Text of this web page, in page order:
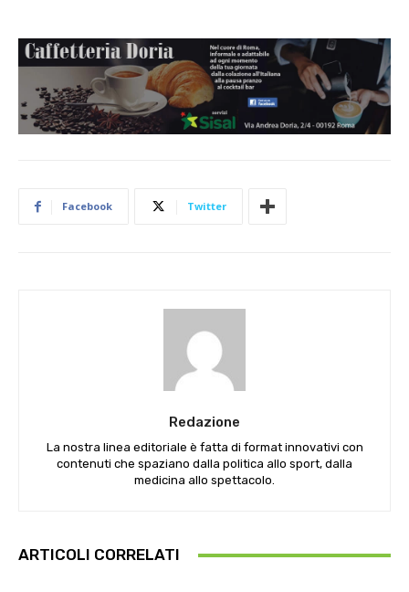
Facebook Twitter
Redazione
La nostra linea editoriale è fatta di format innovativi con
contenuti che spaziano dalla politica allo sport, dalla
medicina allo spettacolo.
ARTICOLI CORRELATI